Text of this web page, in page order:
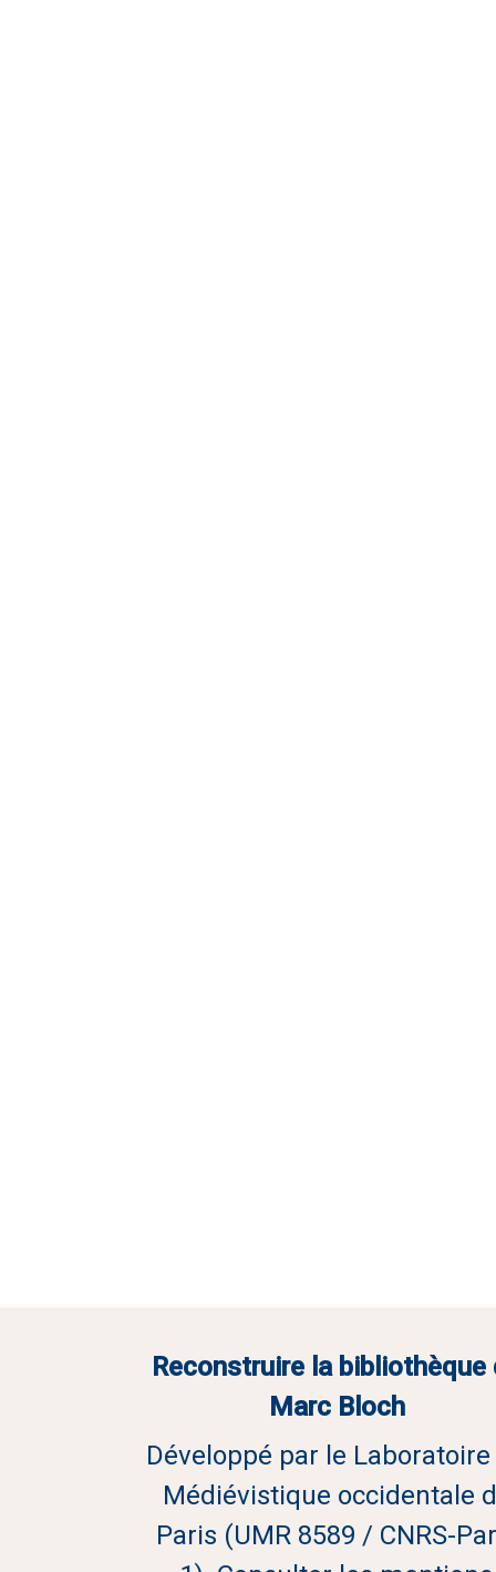
Reconstruire la bibliothèque
Marc Bloch
Développé par le
Médiévistique occidentale
Paris (UMR 8589 / CNRS-